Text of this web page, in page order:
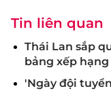
Tin liên quan
Thái Lan sắp
bảng xếp hạng
'Ngày đội